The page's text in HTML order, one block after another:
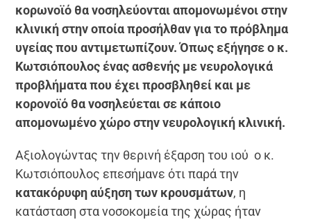
κορωνοϊό θα νοσηλεύονται απομονωμένοι στην
κλινική στην οποία προσήλθαν για το πρόβλημα
υγείας που αντιμετωπίζουν. Όπως εξήγησε ο κ.
Κωτσιόπουλος ένας ασθενής με νευρολογικά
προβλήματαπου έχει προσβληθεί και με
κορονοϊό θα νοσηλεύεται σε κάποιο
απομονωμένο χώροστην νευρολογική κλινική.
Αξιολογώντας την θερινή έξαρση του ιού ο κ.
Κωτσιόπουλος επεσήμανε ότι παρά την
κατακόρυφη αύξηση των κρουσμάτων, η
κατάσταση στα νοσοκομεία της χώρας ήταν